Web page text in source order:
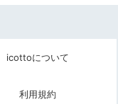
icottoについて
利用規約